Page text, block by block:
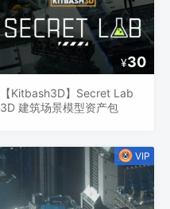
¥30
【Kitbash3D】Secret Lab
3D 建筑场景模型资产包